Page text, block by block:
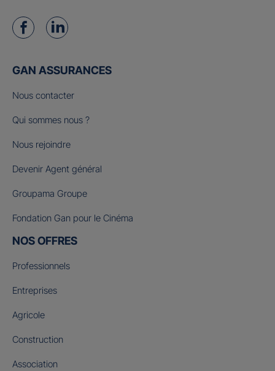
GAN ASSURANCES
Nous contacter
Qui sommes nous ?
Nous rejoindre
Devenir Agent général
Groupama Groupe
Fondation Gan pour le Cinéma
NOS OFFRES
Professionnels
Entreprises
Agricole
Construction
Association